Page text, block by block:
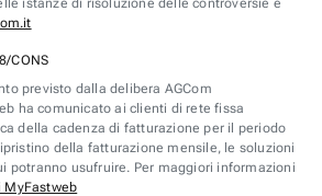
istanze di risoluzione delle controversie è
CONS
previsto dalla delibera AGCom
ha comunicato ai clienti di rete fissa
della cadenza di fatturazione per il periodo
della fatturazione mensile, le soluzioni
potranno usufruire. Per maggiori informazioni
MyFastweb